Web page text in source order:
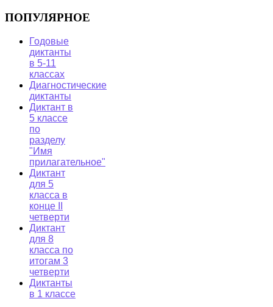
ПОПУЛЯРНОЕ
Годовые
диктанты
в 5-11
классах
Диагностические
диктанты
Диктант в
5 классе
по
разделу
"Имя
прилагательное"
Диктант
для 5
класса в
конце II
четверти
Диктант
для 8
класса по
итогам 3
четверти
Диктанты
в 1 классе